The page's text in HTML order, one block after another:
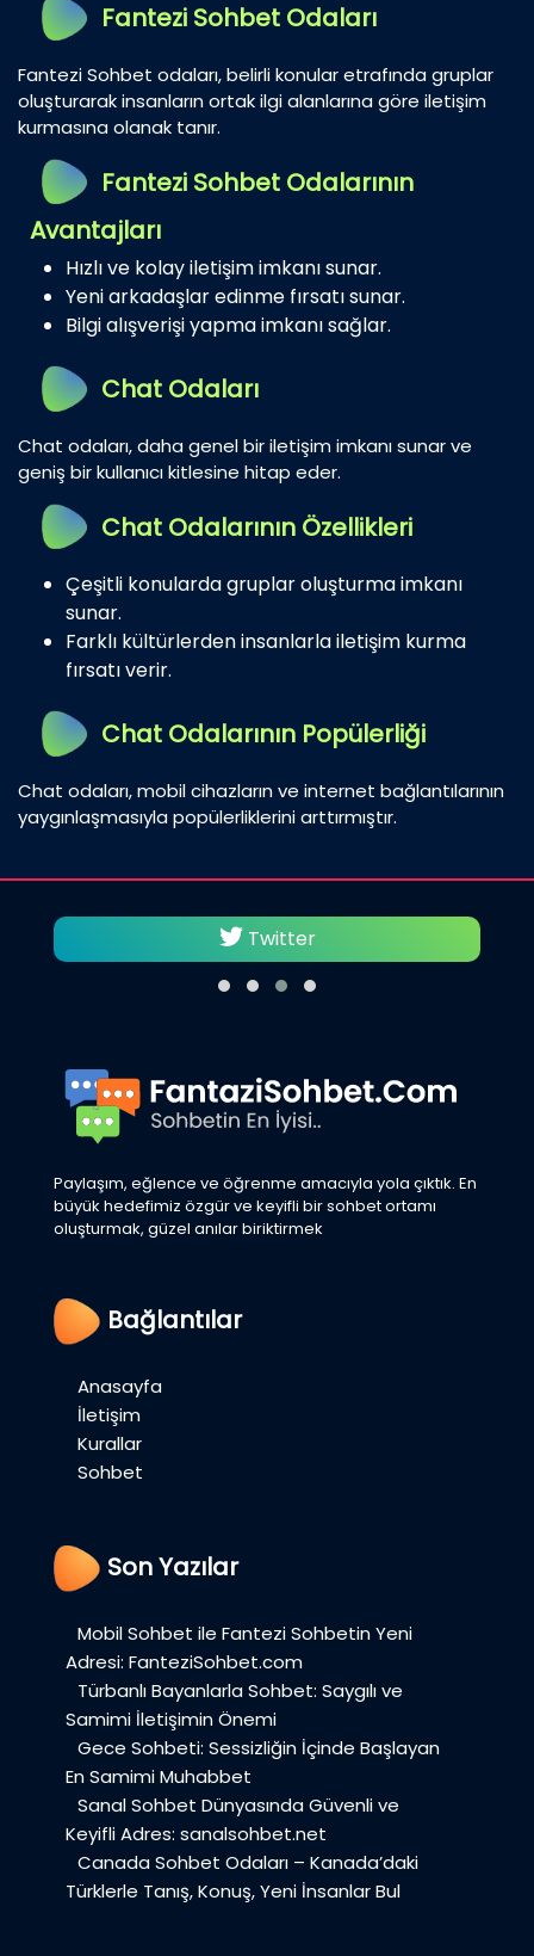
Fantezi Sohbet Odaları
Fantezi Sohbet odaları, belirli konular etrafında gruplar
oluşturarak insanların ortak ilgi alanlarına göre iletişim
kurmasına olanak tanır.
Fantezi Sohbet Odalarının
Avantajları
Hızlı ve kolay iletişim imkanı sunar.
Yeni arkadaşlar edinme fırsatı sunar.
Bilgi alışverişi yapma imkanı sağlar.
Chat Odaları
Chat odaları, daha genel bir iletişim imkanı sunar ve
geniş bir kullanıcı kitlesine hitap eder.
Chat Odalarının Özellikleri
Çeşitli konularda gruplar oluşturma imkanı
sunar.
Farklı kültürlerden insanlarla iletişim kurma
fırsatı verir.
Chat Odalarının Popülerliği
Chat odaları, mobil cihazların ve internet bağlantılarının
yaygınlaşmasıyla popülerliklerini arttırmıştır.
Twitter
Paylaşım, eğlence ve öğrenme amacıyla yola çıktık. En
büyük hedefimiz özgür ve keyifli bir sohbet ortamı
oluşturmak, güzel anılar biriktirmek
Bağlantılar
Anasayfa
İletişim
Kurallar
Sohbet
Son Yazılar
Mobil Sohbet ile Fantezi Sohbetin Yeni
Adresi: FanteziSohbet.com
Türbanlı Bayanlarla Sohbet: Saygılı ve
Samimi İletişimin Önemi
Gece Sohbeti: Sessizliğin İçinde Başlayan
En Samimi Muhabbet
Sanal Sohbet Dünyasında Güvenli ve
Keyifli Adres: sanalsohbet.net
Canada Sohbet Odaları – Kanada’daki
Türklerle Tanış, Konuş, Yeni İnsanlar Bul